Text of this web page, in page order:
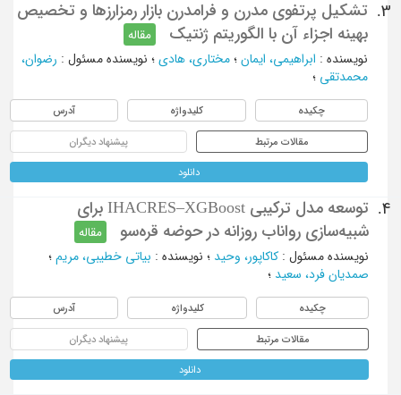
3.
تشکیل پرتفوی مدرن و فرامدرن بازار رمزارزها و تخصیص
بهینه اجزاء آن با الگوریتم ژنتیک
مقاله
نویسنده: ابراهیمی، ایمان؛ مختاری، هادی؛ نویسنده مسئول : رضوان،
محمدتقی ؛
چکیده کلیدواژه آدرس
مقالات مرتبط پیشنهاد دیگران
دانلود
4.
توسعه مدل ترکیبی IHACRES–XGBoost برای
شبیه‌سازی رواناب روزانه در حوضه قره‌سو
مقاله
نویسنده مسئول : کاکاپور، وحید؛ نویسنده: بیاتی خطیبی، مریم؛
صمدیان فرد، سعید؛
چکیده کلیدواژه آدرس
مقالات مرتبط پیشنهاد دیگران
دانلود